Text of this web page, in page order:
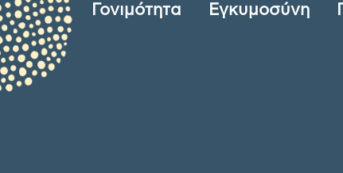
Γονιμότητα Εγκυμοσύνη